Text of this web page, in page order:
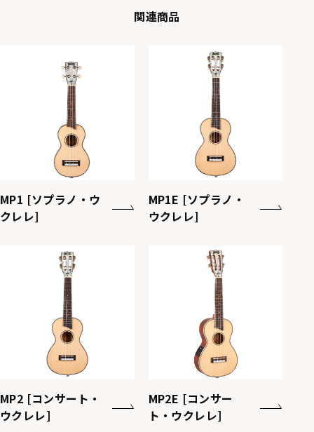
関連商品
MP1 [ソプラノ・ウ
クレレ]
MP1E [ソプラノ・
ウクレレ]
MP2 [コンサート・
ウクレレ]
MP2E [コンサー
ト・ウクレレ]